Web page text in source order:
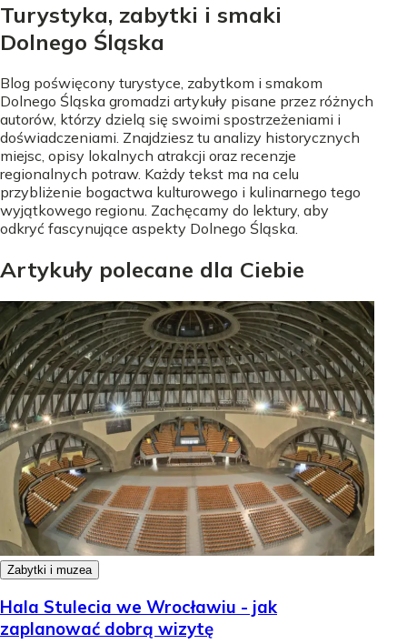
Turystyka, zabytki i smaki
Dolnego Śląska
Blog poświęcony turystyce, zabytkom i smakom
Dolnego Śląska gromadzi artykuły pisane przez różnych
autorów, którzy dzielą się swoimi spostrzeżeniami i
doświadczeniami. Znajdziesz tu analizy historycznych
miejsc, opisy lokalnych atrakcji oraz recenzje
regionalnych potraw. Każdy tekst ma na celu
przybliżenie bogactwa kulturowego i kulinarnego tego
wyjątkowego regionu. Zachęcamy do lektury, aby
odkryć fascynujące aspekty Dolnego Śląska.
Artykuły polecane dla Ciebie
Zabytki i muzea
Hala Stulecia we Wrocławiu - jak
zaplanować dobrą wizytę